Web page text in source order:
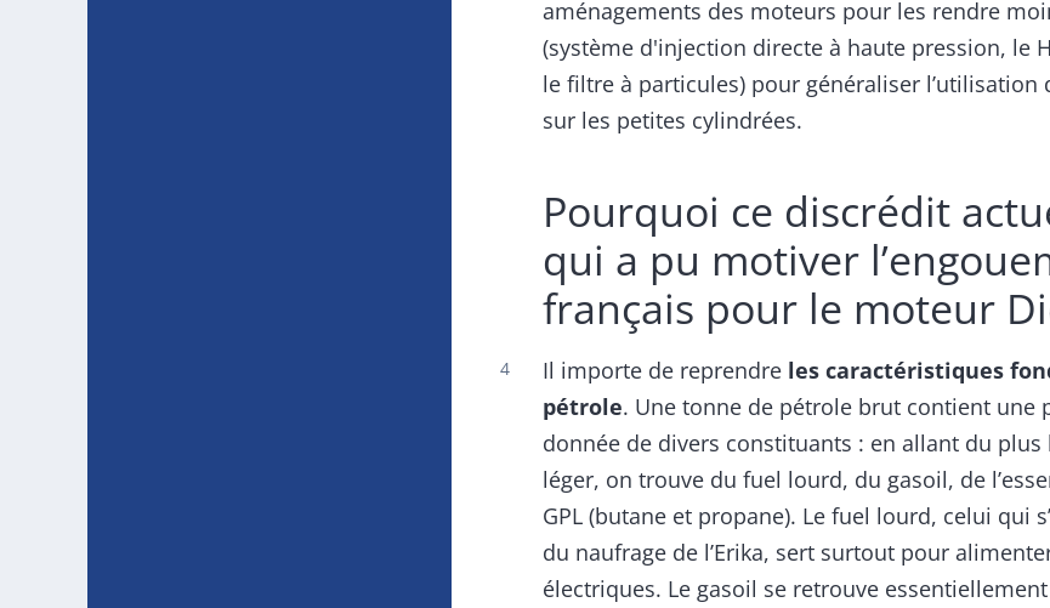
aménagements des moteurs pour les rendre
(système d'injection directe à haute pression, le
le filtre à particules) pour généraliser l’utilisation
sur les petites cylindrées.
Pourquoi ce discrédit
qui a pu motiver
français pour le moteur
Il importe de reprendre les caractéristiques
pétrole. Une tonne de pétrole brut contient une
donnée de divers constituants : en allant du
léger, on trouve du fuel lourd, du gasoil, de
GPL (butane et propane). Le fuel lourd, celui qui
du naufrage de l’Erika, sert surtout pour
électriques. Le gasoil se retrouve